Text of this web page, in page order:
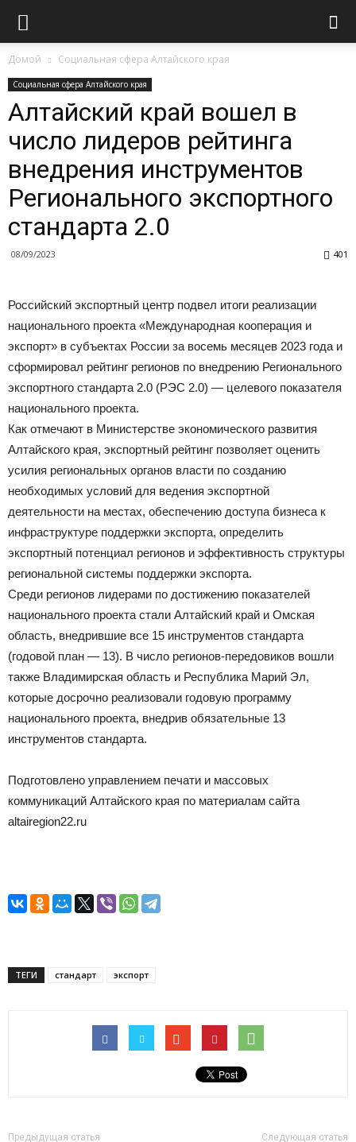
Домой Социальная сфера Алтайского края
Социальная сфера Алтайского края
Алтайский край вошел в
число лидеров рейтинга
внедрения инструментов
Регионального экспортного
стандарта 2.0
08/09/2023 401
Российский экспортный центр подвел итоги реализации
национального проекта «Международная кооперация и
экспорт» в субъектах России за восемь месяцев 2023 года и
сформировал рейтинг регионов по внедрению Регионального
экспортного стандарта 2.0 (РЭС 2.0) — целевого показателя
национального проекта.
Как отмечают в Министерстве экономического развития
Алтайского края, экспортный рейтинг позволяет оценить
усилия региональных органов власти по созданию
необходимых условий для ведения экспортной
деятельности на местах, обеспечению доступа бизнеса к
инфраструктуре поддержки экспорта, определить
экспортный потенциал регионов и эффективность структуры
региональной системы поддержки экспорта.
Среди регионов лидерами по достижению показателей
национального проекта стали Алтайский край и Омская
область, внедрившие все 15 инструментов стандарта
(годовой план — 13). В число регионов-передовиков вошли
также Владимирская область и Республика Марий Эл,
которые досрочно реализовали годовую программу
национального проекта, внедрив обязательные 13
инструментов стандарта.
Подготовлено управлением печати и массовых
коммуникаций Алтайского края по материалам сайта
altairegion22.ru
ТЕГИ стандарт экспорт
Предыдущая статья Следующая статья